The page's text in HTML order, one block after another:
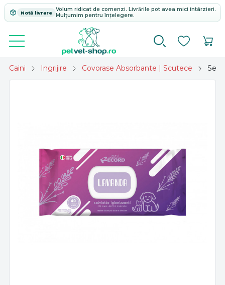
Notă livrare
Volum ridicat de comenzi. Livrările pot avea mici întârzieri.
Mulțumim pentru înțelegere.
Caini Ingrijire Covorase Absorbante | Scutece